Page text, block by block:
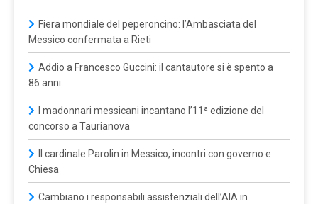
Fiera mondiale del peperoncino: l’Ambasciata del
Messico confermata a Rieti
Addio a Francesco Guccini: il cantautore si è spento a
86 anni
I madonnari messicani incantano l’11ª edizione del
concorso a Taurianova
Il cardinale Parolin in Messico, incontri con governo e
Chiesa
Cambiano i responsabili assistenziali dell’AIA in